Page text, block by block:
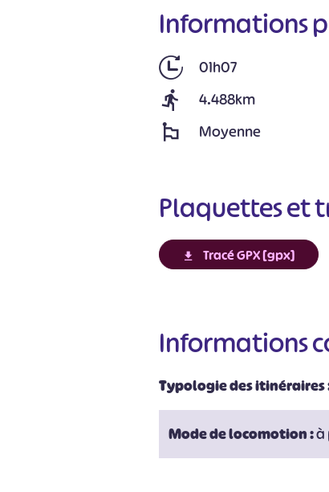
Informations
01h07
4.488km
Moyenne
Plaquettes et
Tracé GPX [gpx]
Informations
Typologie des itinéraires
Mode de locomotion :à
#